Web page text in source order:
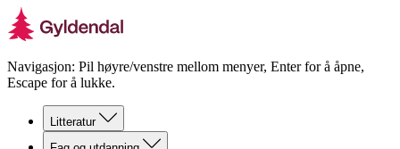
Navigasjon: Pil høyre/venstre mellom menyer, Enter for å åpne,
Escape for å lukke.
Litteratur